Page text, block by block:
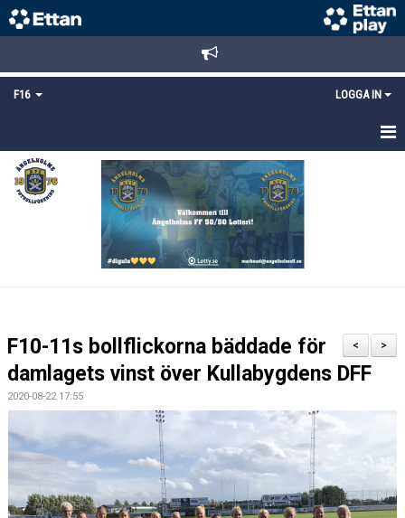
F16 LOGGA IN
HEM
NYHETER
DOKUMENT
BILDGALLERI
KONTAKT
PLANSKISS FRIDHEMSPARKEN
>
<
F10-11s bollflickorna bäddade för
damlagets vinst över Kullabygdens DFF
2020-08-22 17:55